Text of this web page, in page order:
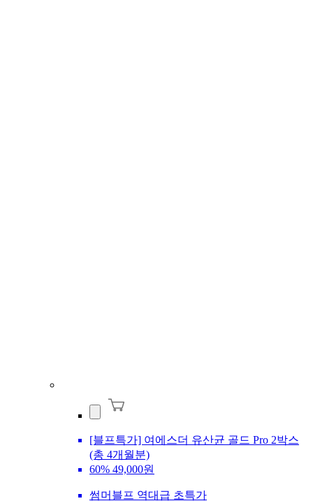
[블프특가] 여에스더 유산균 골드 Pro 2박스
(총 4개월분)
60% 49,000원
썸머블프 역대급 초특가